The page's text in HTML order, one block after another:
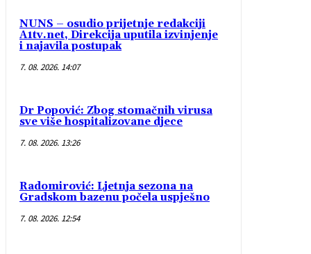
NUNS – osudio prijetnje redakciji
A1tv.net, Direkcija uputila izvinjenje
i najavila postupak
7. 08. 2026. 14:07
Dr Popović: Zbog stomačnih virusa
sve više hospitalizovane djece
7. 08. 2026. 13:26
Radomirović: Ljetnja sezona na
Gradskom bazenu počela uspješno
7. 08. 2026. 12:54